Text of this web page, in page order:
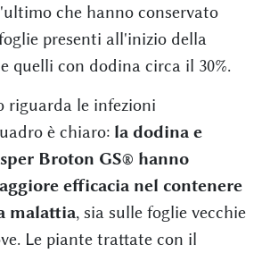
che hanno conservato
presenti all'inizio della
quelli con dodina circa il 30%.
riguarda le infezioni
è chiaro: la dodina e
Broton GS® hanno
efficacia nel contenere
malattia, sia sulle foglie vecchie
Le piante trattate con il